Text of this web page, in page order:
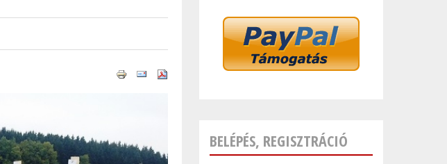
BELÉPÉS, REGISZTRÁCIÓ